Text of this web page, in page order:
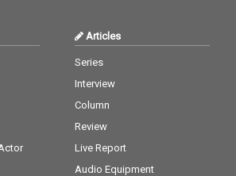
Articles
Series
Interview
Column
Review
Live Report
Audio Equipment